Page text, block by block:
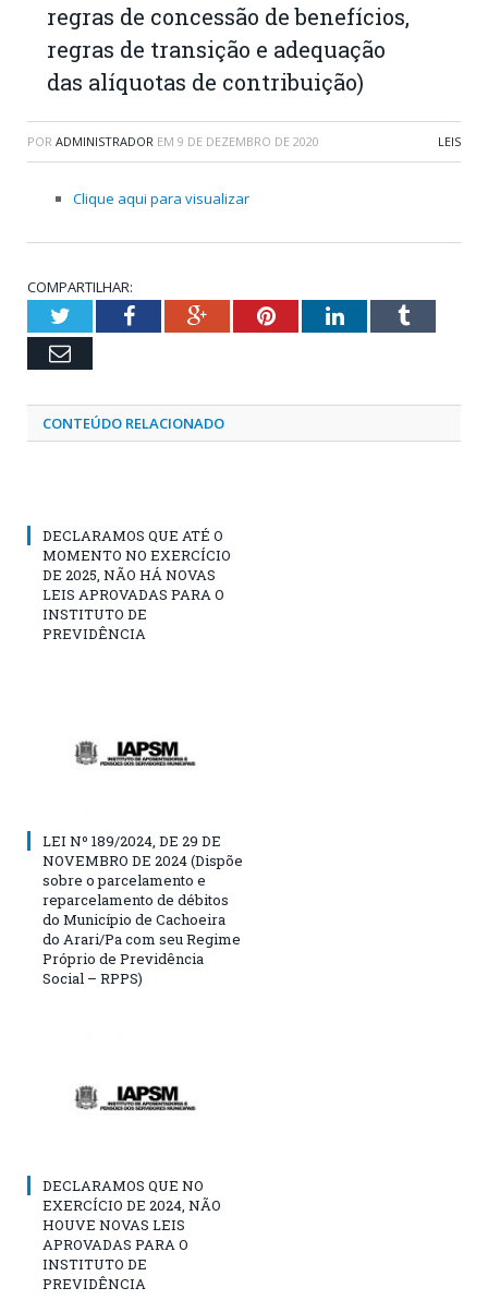
regras de concessão de benefícios,
regras de transição e adequação
das alíquotas de contribuição)
POR ADMINISTRADOR EM 9 DE DEZEMBRO DE 2020 LEIS
Clique aqui para visualizar
COMPARTILHAR:
TwitterFacebookGoogle+PinterestLinkedInTumblr
Email
CONTEÚDO RELACIONADO
DECLARAMOS QUE ATÉ O
MOMENTO NO EXERCÍCIO
DE 2025, NÃO HÁ NOVAS
LEIS APROVADAS PARA O
INSTITUTO DE
PREVIDÊNCIA
LEI Nº 189/2024, DE 29 DE
NOVEMBRO DE 2024 (Dispõe
sobre o parcelamento e
reparcelamento de débitos
do Município de Cachoeira
do Arari/Pa com seu Regime
Próprio de Previdência
Social – RPPS)
DECLARAMOS QUE NO
EXERCÍCIO DE 2024, NÃO
HOUVE NOVAS LEIS
APROVADAS PARA O
INSTITUTO DE
PREVIDÊNCIA